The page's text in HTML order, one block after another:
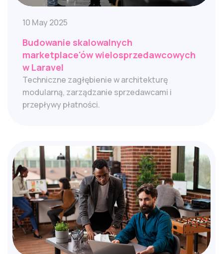
10 May 2025
Budowanie skalowalnych
marketplace'ów wielosprzedawcowych
w Laravel
Techniczne zagłębienie w architekturę
modularną, zarządzanie sprzedawcami i
przepływy płatności.